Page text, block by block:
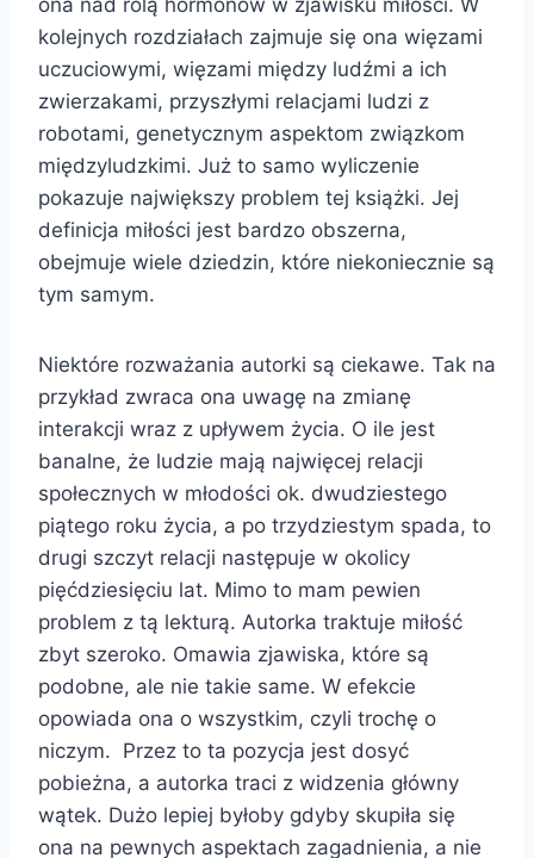
kolejnych rozdziałach zajmuje się ona więzami
uczuciowymi, więzami między ludźmi a ich
zwierzakami, przyszłymi relacjami ludzi z
robotami, genetycznym aspektom związkom
międzyludzkimi. Już to samo wyliczenie
pokazuje największy problem tej książki. Jej
definicja miłości jest bardzo obszerna,
obejmuje wiele dziedzin, które niekoniecznie są
tym samym.
Niektóre rozważania autorki są ciekawe. Tak na
przykład zwraca ona uwagę na zmianę
interakcji wraz z upływem życia. O ile jest
banalne, że ludzie mają najwięcej relacji
społecznych w młodości ok. dwudziestego
piątego roku życia, a po trzydziestym spada, to
drugi szczyt relacji następuje w okolicy
pięćdziesięciu lat. Mimo to mam pewien
problem z tą lekturą. Autorka traktuje miłość
zbyt szeroko. Omawia zjawiska, które są
podobne, ale nie takie same. W efekcie
opowiada ona o wszystkim, czyli trochę o
niczym. Przez to ta pozycja jest dosyć
pobieżna, a autorka traci z widzenia główny
wątek. Dużo lepiej byłoby gdyby skupiła się
ona na pewnych aspektach zagadnienia, a nie